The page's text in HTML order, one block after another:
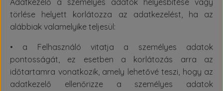
Adatkezelő a személyes adatok helyesbítése vagy
törlése helyett korlátozza az adatkezelést, ha az
alábbiak valamelyike teljesül:
• a Felhasználó vitatja a személyes adatok
pontosságát, ez esetben a korlátozás arra az
időtartamra vonatkozik, amely lehetővé teszi, hogy az
adatkezelő ellenőrizze a személyes adatok